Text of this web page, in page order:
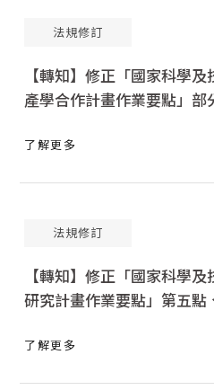
法規修訂
【轉知】修正「國家科學
產學合作計畫作業要點」
了解更多
法規修訂
【轉知】修正「國家科學
研究計畫作業要點」第五
了解更多